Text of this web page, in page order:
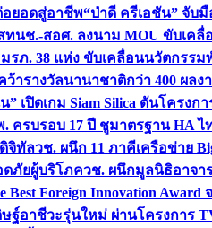
อยอดสู่อาชีพ“ป่าดี ครีเอชัน” จับ
ทนช.-สอศ. ลงนาม MOU ขับเค
รภ. 38 แห่ง ขับเคลื่อนนวัตกรร
ารางวัลนานาชาติกว่า 400 ผล
เปิดเกม Siam Silica ดันโครง
. ครบรอบ 17 ปี ชูมาตรฐาน HA
จิทัลวช. ผนึก 11 ภาคีเครือข่าย
ดภัยผู้บริโภควช. ผนึกมูลนิธิอาจา
Foreign Innovation Award
ฐ์อาชีวะรุ่นใหม่ ผ่านโครงการ